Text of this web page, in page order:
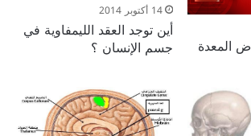
المعدة
14 أكتوبر 2014
أين توجد العقد الليمفاوية في
جسم الإنسان ؟